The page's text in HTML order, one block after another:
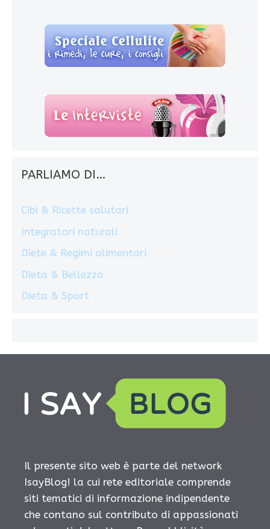
PARLIAMO DI…
Cibi & Ricette salutari
Integratori naturali
Diete & Regimi alimentari
Dieta & Bellezza
Dieta & Sport
Il presente sito web è parte del network
IsayBlog! la cui rete editoriale comprende
siti tematici di informazione indipendente
che contano sul contributo di appassionati